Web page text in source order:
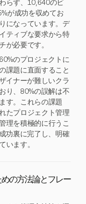
らず、10,640のビ
が成功を収めてお
になっています。デ
ティブな要求から特
が必要です。
のプロジェクトに
課題に直面すること
イナーが難しいクラ
り、80%の誤解は不
す。これらの課題
たプロジェクト管理
理を積極的に行うこ
功裏に完了し、明確
います。
の方法論とフレー